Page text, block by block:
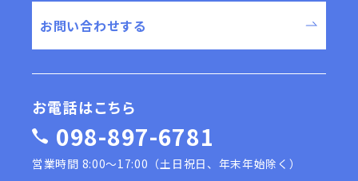
お問い合わせする
お電話はこちら
098-897-6781
営業時間 8:00〜17:00（土日祝日、年末年始除く）